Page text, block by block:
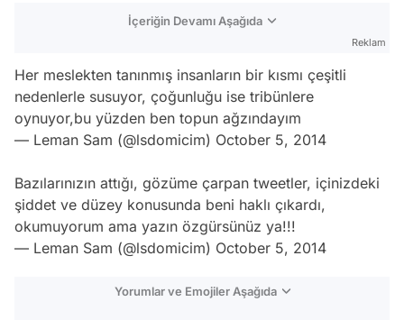
İçeriğin Devamı Aşağıda
Reklam
Her meslekten tanınmış insanların bir kısmı çeşitli
nedenlerle susuyor, çoğunluğu ise tribünlere
oynuyor,bu yüzden ben topun ağzındayım
— Leman Sam (@lsdomicim) October 5, 2014
Bazılarınızın attığı, gözüme çarpan tweetler, içinizdeki
şiddet ve düzey konusunda beni haklı çıkardı,
okumuyorum ama yazın özgürsünüz ya!!!
— Leman Sam (@lsdomicim) October 5, 2014
Yorumlar ve Emojiler Aşağıda